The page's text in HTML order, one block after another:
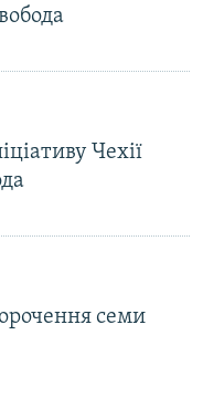
Чехії
семи